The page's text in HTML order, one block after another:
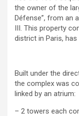
the owner of the
Défense”, from an
III. This property
district in Paris,
Built under the
the complex was
linked by an atrium:
– 2 towers each